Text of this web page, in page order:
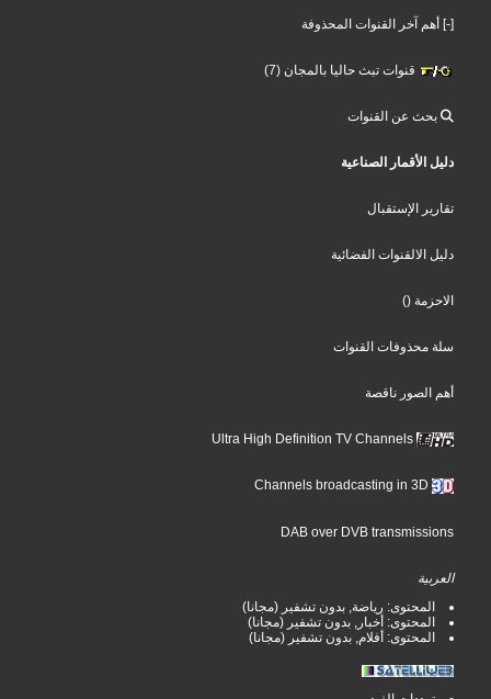
[-] أهم آخر القنوات المحذوفة
قنوات تبث حاليا بالمجان (7)
بحث عن القنوات
دليل الأقمار الصناعية
تقارير الإستقبال
دليل الالقنوات الفضائية
الاحزمة ()
سلة محذوفات القنوات
أهم الصور ناقصة
Ultra High Definition TV Channels
DAB over DVB transmissions
العربية
المحتوى: رياضة, بدون تشفير (مجانا)
المحتوى: أخبار, بدون تشفير (مجانا)
المحتوى: أفلام, بدون تشفير (مجانا)